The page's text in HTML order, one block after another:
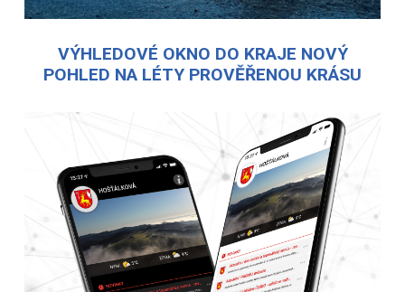
VÝHLEDOVÉ OKNO DO KRAJE NOVÝ
POHLED NA LÉTY PROVĚŘENOU KRÁSU